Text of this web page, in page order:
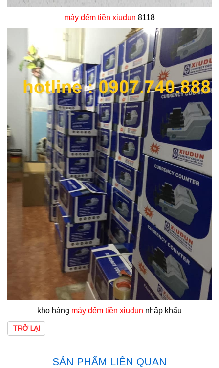
máy đếm tiền xiudun 8118
kho hàng máy đếm tiền xiudun nhập khẩu
TRỞ LẠI
SẢN PHẨM LIÊN QUAN